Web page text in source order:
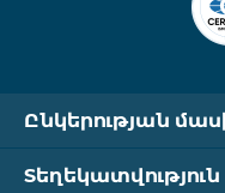
Ընկերության
Տեղեկատվություն